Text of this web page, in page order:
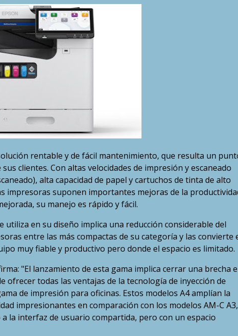
rentable y de fácil mantenimiento, que resulta un
clientes. Con altas velocidades de impresión y escaneado
alta capacidad de papel y cartuchos de tinta de alto
impresoras suponen importantes mejoras de la
su manejo es rápido y fácil.
utiliza en su diseño implica una reducción considerable del
entre las más compactas de su categoría y las convierte
muy fiable y productivo pero donde el espacio es limitado.
"El lanzamiento de esta gama implica cerrar una brecha
ofrecer todas las ventajas de la tecnología de inyección de
de impresión para oficinas. Estos modelos A4 amplían la
impresionantes en comparación con los modelos AM-C A3,
la interfaz de usuario compartida, pero con un espacio